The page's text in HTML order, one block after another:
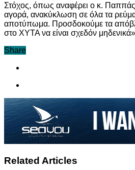
Στόχος, όπως αναφέρει ο κ. Παππάς,
αγορά, ανακύκλωση σε όλα τα
αποτύπωμα. Προσδοκούμε τα
στο ΧΥΤΑ να είναι σχεδόν
Share
Related Articles